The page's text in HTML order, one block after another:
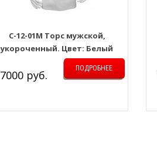
C-12-01M Торс мужской,
укороченный. Цвет: Белый
7000 руб. ПОДРОБНЕЕ